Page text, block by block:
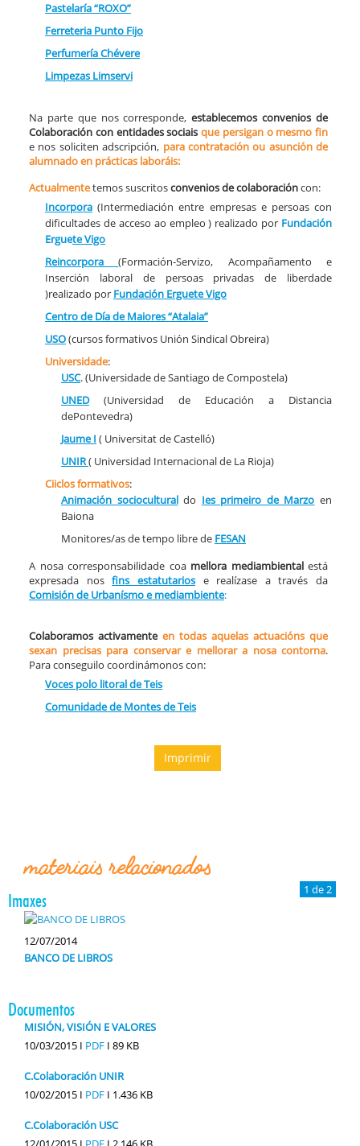
Pastelaría “ROXO”
Ferreteria Punto Fijo
Perfumería Chévere
Limpezas Limservi
Na parte que nos corresponde,establecemos convenios de
Colaboración con entidades sociais que persigan o mesmo fin
e nos soliciten adscripción, para contratación ou asunción de
alumnado en prácticas laboráis:
Actualmentetemos suscritosconvenios de colaboracióncon:
Incorpora (Intermediación entre empresas e persoas con
dificultades de acceso ao empleo ) realizado por Fundación
ErgueteVigo
Reincorpora(Formación-Servizo, Acompañamento e
Inserción laboral de persoas privadas de liberdade
)realizado por Fundación ErgueteVigo
Centro de Día de Maiores “Atalaia”
USO(cursos formativos Unión Sindical Obreira)
Universidade:
USC. (Universidade de Santiago de Compostela)
UNED(Universidad de Educación a Distancia
dePontevedra)
Jaume I ( Universitat de Castelló)
UNIR( Universidad Internacional de La Rioja)
Ciiclos formativos:
Animación socioculturaldo Ies primeiro de Marzo en
Baiona
Monitores/as de tempo libre de FESAN
A nosa corresponsabilidade coa mellora mediambientalestá
expresada nosfins estatutariose realízase a través da
Comisión de Urbanísmo e mediambiente:
Colaboramos activamente en todas aquelas actuacións que
sexan precisas para conservar e mellorar a nosa contorna.
Para conseguilo coordinámonos con:
Voces polo litoral de Teis
Comunidade de Montes de Teis
Imprimir
materiais relacionados
Imaxes
1 de 2
12/07/2014
BANCO DE LIBROS
Documentos
MISIÓN, VISIÓN E VALORES
10/03/2015 I PDF I 89 KB
C.Colaboración UNIR
10/02/2015 I PDF I 1.436 KB
C.Colaboración USC